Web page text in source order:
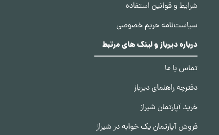
شرایط و قوانین استفاده
سیاست‌نامه حریم خصوصی
درباره دیرباز و لینک های مرتبط
تماس با ما
دفترچه راهنمای دیرباز
خرید آپارتمان شیراز
فروش آپارتمان یک خوابه در شیراز